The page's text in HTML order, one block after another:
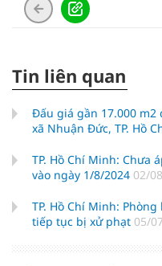
Tin liên quan
Đấu giá gần 17.000
xã Nhuận Đức, TP. Hồ
TP. Hồ Chí Minh: Chưa
vào ngày 1/8/2024 02/
TP. Hồ Chí Minh:
tiếp tục bị xử phạt 05/